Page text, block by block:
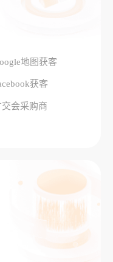
地图获客
获客
交会采购商